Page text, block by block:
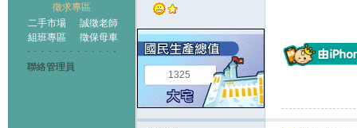
徵求專區
二手市場
誠徵老師
組班專區
徵保母車
聯絡管理員
1325